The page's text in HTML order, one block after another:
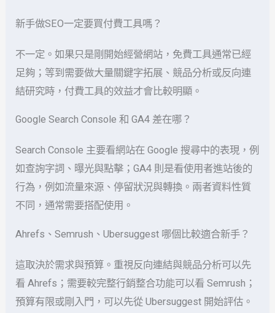
新手做SEO一定要買付費工具嗎？
不一定。如果只是剛開始經營網站，免費工具通常已經
足夠；等到需要做大量關鍵字拓展、競品分析或反向連
結研究時，付費工具的效益才會比較明顯。
Google Search Console 和 GA4 差在哪？
Search Console 主要看網站在 Google 搜尋中的表現，例
如查詢字詞、曝光與點擊；GA4 則是看使用者進站後的
行為，例如流量來源、停留狀況與轉換。兩者資料性質
不同，通常需要搭配使用。
Ahrefs、Semrush、Ubersuggest 哪個比較適合新手？
這取決於需求與預算。重視反向連結與競品分析可以先
看 Ahrefs；需要較完整行銷整合功能可以看 Semrush；
預算有限或剛入門，可以先從 Ubersuggest 開始評估。